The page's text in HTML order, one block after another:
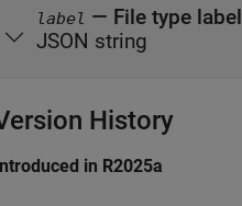
label — File type label
JSON string
History
in R2025a